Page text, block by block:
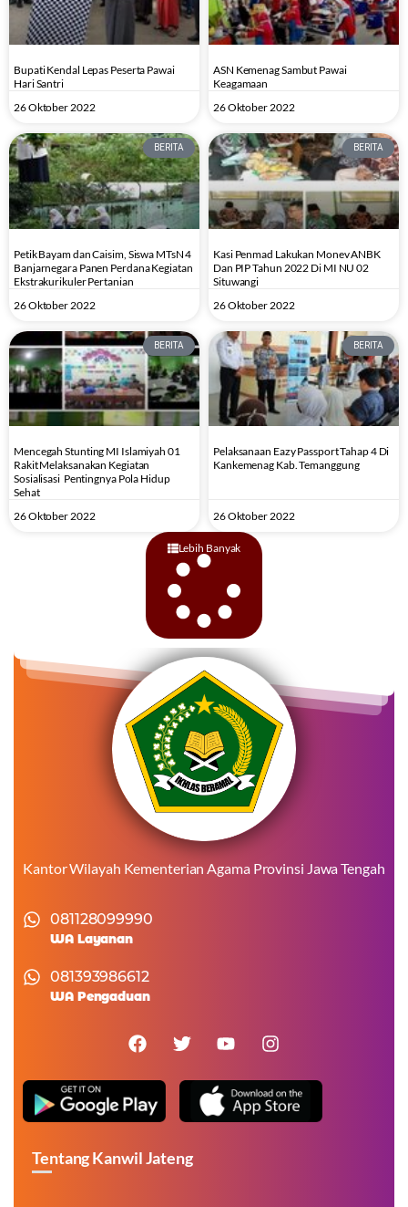
Bupati Kendal Lepas Peserta Pawai
Hari Santri
26 Oktober 2022
ASN Kemenag Sambut Pawai
Keagamaan
26 Oktober 2022
BERITA
Petik Bayam dan Caisim, Siswa MTsN 4
Banjarnegara Panen Perdana Kegiatan
Ekstrakurikuler Pertanian
26 Oktober 2022
BERITA
Kasi Penmad Lakukan Monev ANBK
Dan PIP Tahun 2022 Di MI NU 02
Situwangi
26 Oktober 2022
BERITA
Mencegah Stunting MI Islamiyah 01
Rakit Melaksanakan Kegiatan
Sosialisasi Pentingnya Pola Hidup
Sehat
26 Oktober 2022
BERITA
Pelaksanaan Eazy Passport Tahap 4 Di
Kankemenag Kab. Temanggung
26 Oktober 2022
Lebih Banyak
Kantor Wilayah Kementerian Agama Provinsi Jawa Tengah
081128099990
WA Layanan
081393986612
WA Pengaduan
Tentang Kanwil Jateng